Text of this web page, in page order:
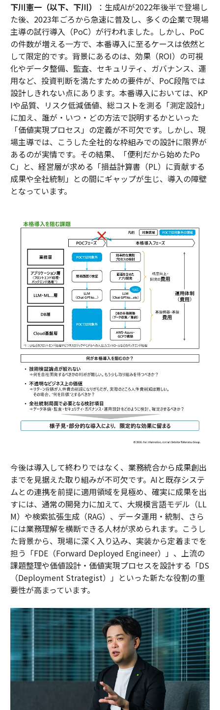
下川憲一（以下、下川）
：生成AIが2022年後半で登場し
た後、2023年ごろから急速に普及し、多くの企業で現場
主導の試行導入（PoC）が行われました。しかし、PoC
の件数が増える一方で、本番導入に至るケースは依然と
して限定的です。背景にあるのは、効果（ROI）の可視
化やデータ整備、監査、セキュリティ、ガバナンス、運
用など、投資判断を満たすための要件が、PoC段階では
設計しきれない点にあります。本番導入においては、KP
Iや品質、リスク低減価値、総コストを測る「測定設計」
に加え、誰が・いつ・どの方法で説明するかといった
「価値実現プロセス」の定義が不可欠です。しかし、現
場主導では、こうした全社的な枠組みでの設計に限界が
あるのが実情です。その結果、「便利だから始めたPo
C」と、経営層が求める「損益計算書（PL）に貢献する
成果や全社統制」との間にギャップが生じ、導入の障壁
となっています。
今後は導入して終わりではなく、業務統合から成果創出
までを見据えた取り組みが不可欠です。AIと既存システ
ムとの連携を前提に適用領域を見極め、確実に成果を出
すには、通常の開発力に加えて、大規模言語モデル（LL
M）や検索拡張生成（RAG）、データ運用・統制、さら
には業務理解を横断できる人材が求められます。こうし
た背景から、現場に深く入り込み、実装から定着までを
担う「FDE（Forward Deployed Engineer）」、上流の
課題整理や価値設計・価値実現プロセスを設計する「DS
（Deployment Strategist）」といった新たな役割の重
要性が高まっています。